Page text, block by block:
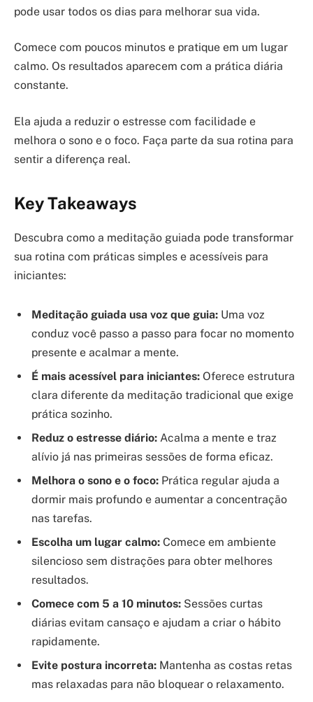
pode usar todos os dias para melhorar sua vida.
Comece com poucos minutos e pratique em um lugar
calmo. Os resultados aparecem com a prática diária
constante.
Ela ajuda a reduzir o estresse com facilidade e
melhora o sono e o foco. Faça parte da sua rotina para
sentir a diferença real.
Key Takeaways
Descubra como a meditação guiada pode transformar
sua rotina com práticas simples e acessíveis para
iniciantes:
Meditação guiada usa voz que guia: Uma voz
conduz você passo a passo para focar no momento
presente e acalmar a mente.
É mais acessível para iniciantes: Oferece estrutura
clara diferente da meditação tradicional que exige
prática sozinho.
Reduz o estresse diário: Acalma a mente e traz
alívio já nas primeiras sessões de forma eficaz.
Melhora o sono e o foco: Prática regular ajuda a
dormir mais profundo e aumentar a concentração
nas tarefas.
Escolha um lugar calmo: Comece em ambiente
silencioso sem distrações para obter melhores
resultados.
Comece com 5 a 10 minutos: Sessões curtas
diárias evitam cansaço e ajudam a criar o hábito
rapidamente.
Evite postura incorreta: Mantenha as costas retas
mas relaxadas para não bloquear o relaxamento.